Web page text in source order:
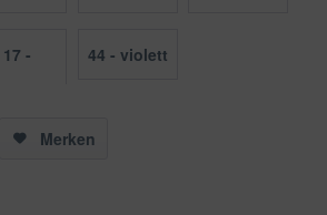
17 -
44 - violett
Merken